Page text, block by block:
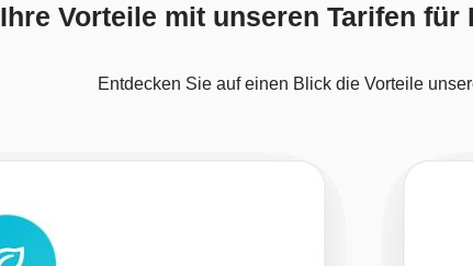
Ihre Vorteile mit unseren Tarifen für
Entdecken Sie auf einen Blick die Vorteile